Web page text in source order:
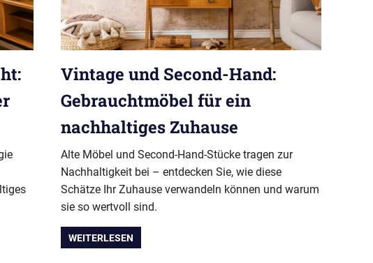
Vintage und Second-Hand:
Gebrauchtmöbel für ein
nachhaltiges Zuhause
Alte Möbel und Second-Hand-Stücke tragen zur
Nachhaltigkeit bei – entdecken Sie, wie diese
Schätze Ihr Zuhause verwandeln können und warum
sie so wertvoll sind.
WEITERLESEN